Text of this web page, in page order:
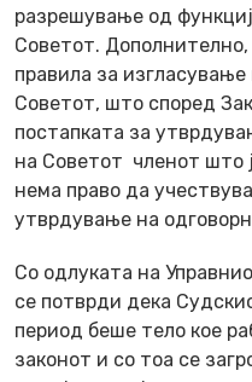
разрешување од
Советот.
правила за
Советот, што според
постапката за
на Советот членот што
нема право да
утврдување на
Со одлуката на
се потврди дека
период беше тело кое
законот и со тоа се